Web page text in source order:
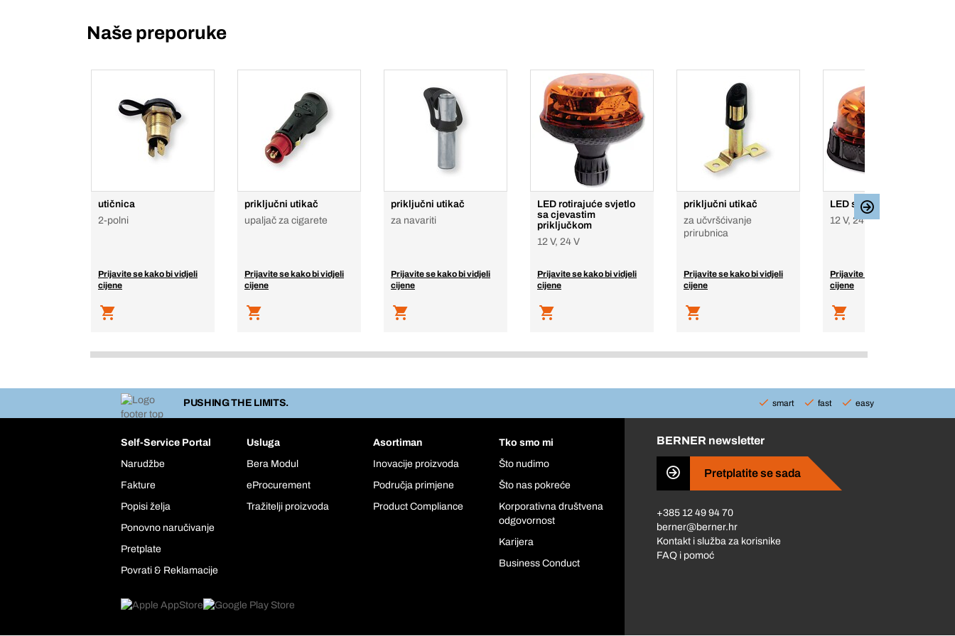
Naše preporuke
utičnica
2-polni
Prijavite se kako bi vidjeli
cijene
priključni utikač
upaljač za cigarete
Prijavite se kako bi vidjeli
cijene
priključni utikač
za navariti
Prijavite se kako bi vidjeli
cijene
LED rotirajuće svjetlo
sa cjevastim
priključkom
12 V, 24 V
Prijavite se kako bi vidjeli
cijene
priključni utikač
za učvršćivanje
prirubnica
Prijavite se kako bi vidjeli
cijene
LED signalno svjetlo
12 V, 24 V
Prijavite se kako bi vidjeli
cijene
PUSHING THE LIMITS. smart fast easy
Self-Service Portal
Narudžbe
Fakture
Popisi želja
Ponovno naručivanje
Pretplate
Povrati & Reklamacije
Usluga
Bera Modul
eProcurement
Tražitelji proizvoda
Asortiman
Inovacije proizvoda
Područja primjene
Product Compliance
Tko smo mi
Što nudimo
Što nas pokreće
Korporativna društvena
odgovornost
Karijera
Business Conduct
BERNER newsletter
Pretplatite se sada
+385 12 49 94 70
berner@berner.hr
Kontakt i služba za korisnike
FAQ i pomoć